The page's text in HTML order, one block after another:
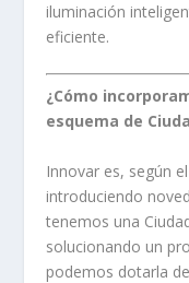
iluminación
eficiente.
¿Cómo
esquema de
Innovar es, según
introduciendo
tenemos una
solucionando un
podemos dotarla